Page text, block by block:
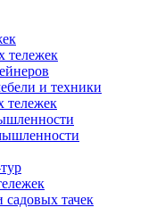
тележек
и техники
тележек
садовых тачек